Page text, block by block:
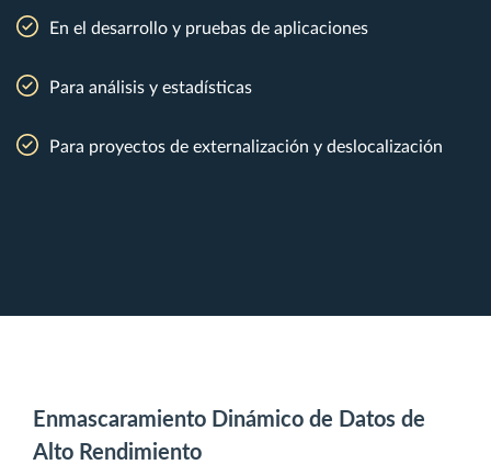
En el desarrollo y pruebas de aplicaciones
Para análisis y estadísticas
Para proyectos de externalización y deslocalización
Enmascaramiento Dinámico de Datos de
Alto Rendimiento